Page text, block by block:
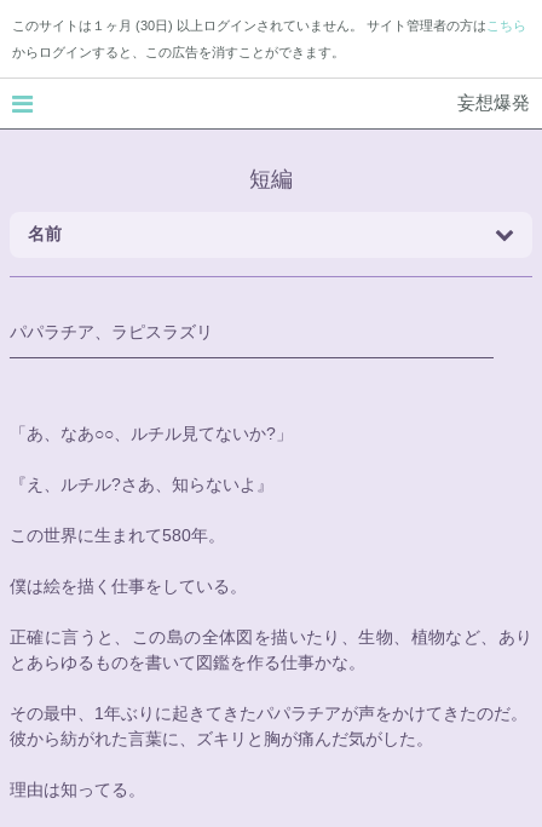
このサイトは１ヶ月 (30日) 以上ログインされていません。 サイト管理者の方は こちら
からログインすると、この広告を消すことができます。
妄想爆発
短編
名前
パパラチア、ラピスラズリ
────────────────────────────────────────
「あ、なあ○○ 、ルチル見てないか?」
『え、ルチル?さあ、知らないよ』
この世界に生まれて580年。
僕は絵を描く仕事をしている。
正確に言うと、この島の全体図を描いたり、生物、植物など、あり
とあらゆるものを書いて図鑑を作る仕事かな。
その最中、1年ぶりに起きてきたパパラチアが声をかけてきたのだ。
彼から紡がれた言葉に、ズキリと胸が痛んだ気がした。
理由は知ってる。